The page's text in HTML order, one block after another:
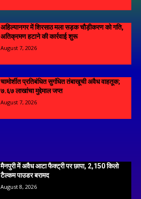
अहिल्यानगर में शिरसाठ मला सड़क चौड़ीकरण को गति,
अतिक्रमण हटाने की कार्रवाई शुरू
August 7, 2026
चामोर्शीत प्रतिबंधित सुगंधित तंबाखूची अवैध वाहतूक;
₹७.६७ लाखांचा मुद्देमाल जप्त
August 7, 2026
मैनपुरी में अवैध आटा फैक्ट्री पर छापा, 2,150 किलो
टैल्कम पाउडर बरामद
August 8, 2026